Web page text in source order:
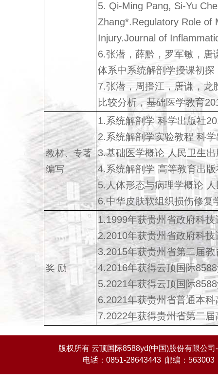
5. Qi-Ming Pang, Si-Yu
Zhang*.Regulatory Role of
Injury.Journal of
6.张潜，薛黔，罗军敏，唐
体系中系统解剖学授课初
7.张潜，周播江，唐谦，龙
比较分析，基础医学教育
教材、专著
编写
1.系统解剖学 科学出版社
2.系统解剖学实验教程 科
3.基础医学概论 人民卫生
4.系统解剖学 高等教育出
5.人体形态与病理学概论
6.中华皮肤软组织损伤修
奖 励
1.1999年获贵州省政府科
2.2010年获贵州省政府科
3.2015年获贵州省第二届
4.2016年获得云顶国际
5.2021年获得云顶国际
6.2021年获贵州省普通本科
7.2022年获得贵州省第二
版权所有 云顶国际8588yd(中国)股份有限公
电话：0851-28643443 邮编：